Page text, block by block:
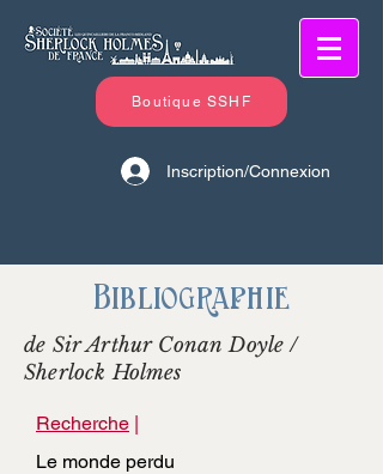
Boutique SSHF
Inscription/Connexion
Bibliographie
de Sir Arthur Conan Doyle /
Sherlock Holmes
Recherche |
Le monde perdu